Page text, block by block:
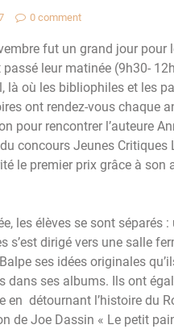
0 comment
fut un grand jour pour
passé leur matinée (9h30-
là où les bibliophiles et les
ont rendez-vous chaque
pour rencontrer l’auteure
concours Jeunes Critiques
le premier prix grâce à son
les élèves se sont séparés
s’est dirigé vers une salle
ses idées originales
dans ses albums. Ils ont
en détournant l’histoire du
de Joe Dassin « Le petit